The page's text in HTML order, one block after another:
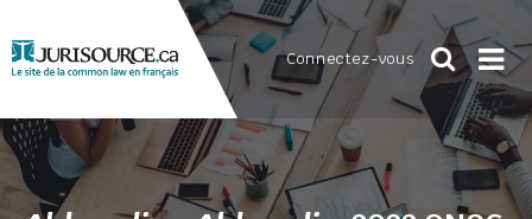
Connectez-vous